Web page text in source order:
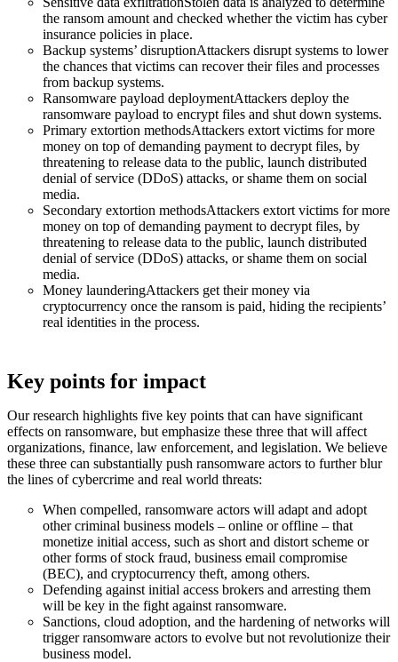
the ransom amount and checked whether the victim has cyber
insurance policies in place.
Backup systems’ disruptionAttackers disrupt systems to lower
the chances that victims can recover their files and processes
from backup systems.
Ransomware payload deploymentAttackers deploy the
ransomware payload to encrypt files and shut down systems.
Primary extortion methodsAttackers extort victims for more
money on top of demanding payment to decrypt files, by
threatening to release data to the public, launch distributed
denial of service (DDoS) attacks, or shame them on social
media.
Secondary extortion methodsAttackers extort victims for more
money on top of demanding payment to decrypt files, by
threatening to release data to the public, launch distributed
denial of service (DDoS) attacks, or shame them on social
media.
Money launderingAttackers get their money via
cryptocurrency once the ransom is paid, hiding the recipients’
real identities in the process.
Key points for impact
Our research highlights five key points that can have significant
effects on ransomware, but emphasize these three that will affect
organizations, finance, law enforcement, and legislation. We believe
these three can substantially push ransomware actors to further blur
the lines of cybercrime and real world threats:
When compelled, ransomware actors will adapt and adopt
other criminal business models – online or offline – that
monetize initial access, such as short and distort scheme or
other forms of stock fraud, business email compromise
(BEC), and cryptocurrency theft, among others.
Defending against initial access brokers and arresting them
will be key in the fight against ransomware.
Sanctions, cloud adoption, and the hardening of networks will
trigger ransomware actors to evolve but not revolutionize their
business model.